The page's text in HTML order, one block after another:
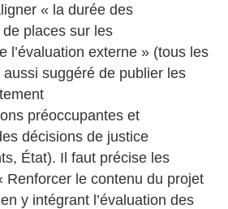
« la durée des
places sur les
l’évaluation externe » (tous les
suggéré de publier les
préoccupantes et
décisions de justice
État). Il faut précise les
Renforcer le contenu du projet
y intégrant l’évaluation des